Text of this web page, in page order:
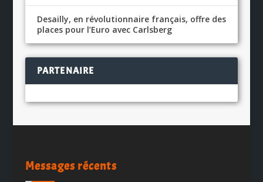
Desailly, en révolutionnaire français, offre des
places pour l’Euro avec Carlsberg
PARTENAIRE
Messages récents